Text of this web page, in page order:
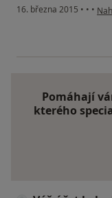
16. března 2015 • • •
Pomáhají
kterého